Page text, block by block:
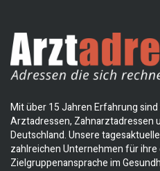
Mit über 15 Jahren Erfahrung
Arztadressen, Zahnarztadressen
Deutschland. Unsere
zahlreichen Unternehmen für
Zielgruppenansprache im